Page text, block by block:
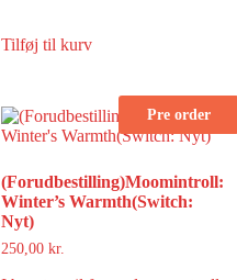
Tilføj til kurv
Pre order
(Forudbestilling)Moomintroll:
Winter’s Warmth(Switch:
Nyt)
250,00 kr.